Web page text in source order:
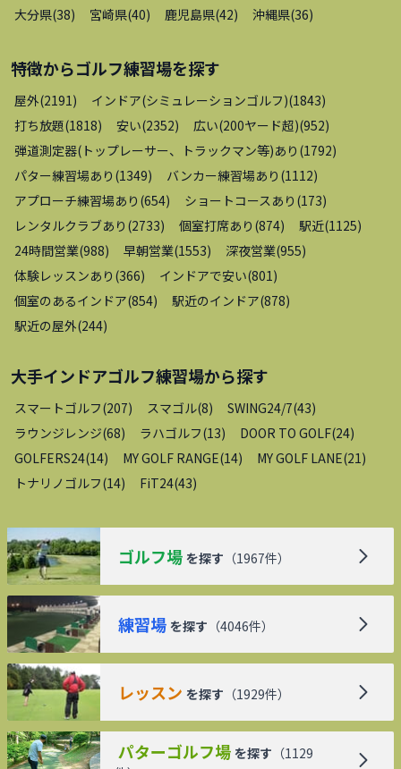
大分県(38) 宮崎県(40) 鹿児島県(42) 沖縄県(36)
特徴からゴルフ練習場を探す
屋外(2191 ) インドア(シミュレーションゴルフ)(1843)
打ち放題(1818) 安い(2352) 広い(200ヤード超)(952)
弾道測定器(トップレーサー、トラックマン等)あり (1792)
パター練習場あり (1349) バンカー練習場あり (1112)
アプローチ練習場あり (654) ショートコースあり (173)
レンタルクラブあり (2733) 個室打席あり (874) 駅近(1125)
24時間営業(988) 早朝営業(1553) 深夜営業(955)
体験レッスンあり (366) インドアで安い(801 )
個室のあるインドア(854) 駅近のインドア(878)
駅近の屋外(244)
大手インドアゴルフ練習場から探す
スマートゴルフ(207) スマゴル(8) SWING24/7(43)
ラウンジレンジ(68) ラハゴルフ(13) DOOR TO GOLF(24)
GOLFERS24(14) MY GOLF RANGE(14) MY GOLF LANE(21 )
トナリノゴルフ(14) FiT24(43)
ゴルフ場 を探す （1967件）
練習場 を探す （4046件）
レッスン を探す （1929件）
パターゴルフ場 を探す （1129